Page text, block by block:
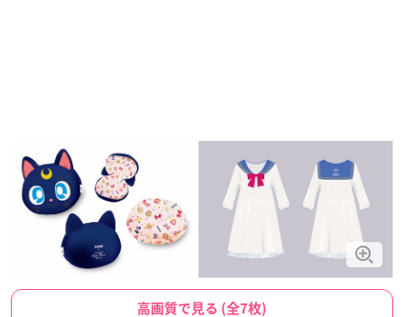
高画質で見る (全7枚)